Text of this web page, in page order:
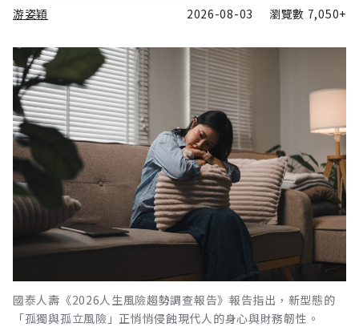
游姿穎 2026-08-03 瀏覽數 7,050+
國泰人壽《2026人生風險趨勢調查報告》報告指出，新型態的
「孤獨與孤立風險」正悄悄侵蝕現代人的身心與財務韌性。